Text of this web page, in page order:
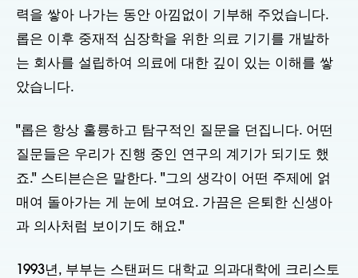
력을 쌓아 나가는 동안 아낌없이 기부해 주었습니다.
롭은 이후 중재적 심장학을 위한 의료 기기를 개발하
는 회사를 설립하여 의료에 대한 깊이 있는 이해를 쌓
았습니다.
"롭은 항상 훌륭하고 탐구적인 질문을 던집니다. 어떤
질문들은 우리가 진행 중인 연구의 계기가 되기도 했
죠." 스티븐슨은 말한다. "그의 생각이 어떤 주제에 얽
매여 돌아가는 게 눈에 보여요. 가끔은 은퇴한 신생아
과 의사처럼 보이기도 해요."
1993년, 부부는 스탠퍼드 대학교 의과대학에 크리스토